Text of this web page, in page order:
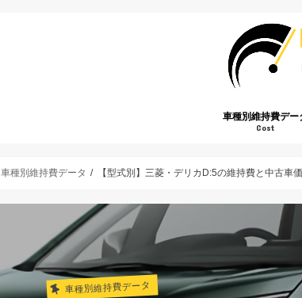
車種別維持費デー
Cost
車種別維持費データ 【型式別】三菱・デリカD:5の維持費と中古車
車種別維持費データ